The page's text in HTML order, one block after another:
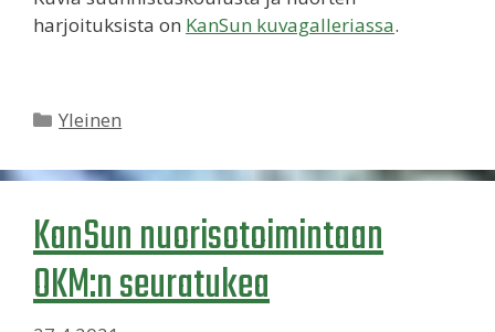
harjoituksista on KanSun kuvagalleriassa.
Kategoriat
Yleinen
KanSun nuorisotoimintaan
OKM:n seuratukea